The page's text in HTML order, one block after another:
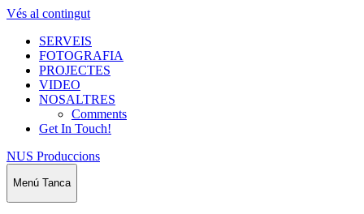
Vés al contingut
SERVEIS
FOTOGRAFIA
PROJECTES
VIDEO
NOSALTRES
Comments
Get In Touch!
NUS Produccions
Menú Tanca